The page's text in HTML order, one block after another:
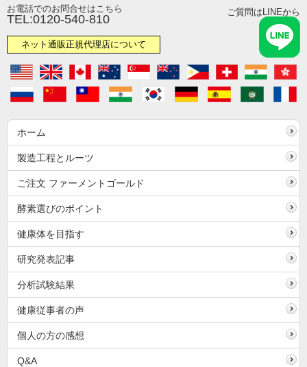
お電話でのお問合せはこちら
TEL:0120-540-810
ネット通販正規代理店について
ご質問はLINEから
ホーム
製造工程とルーツ
ご注文 ファーメントゴールド
酵素選びのポイント
健康体を目指す
研究発表記事
分析試験結果
健康従事者の声
個人の方の感想
Q&A